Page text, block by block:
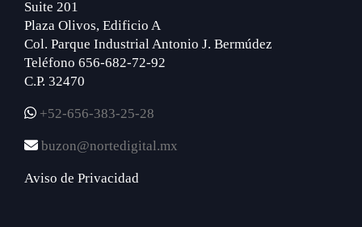
Suite 201
Plaza Olivos, Edificio A
Col. Parque Industrial Antonio J. Bermúdez
Teléfono 656-682-72-92
C.P. 32470
+52-656-383-25-28
buzon@nortedigital.mx
Aviso de Privacidad